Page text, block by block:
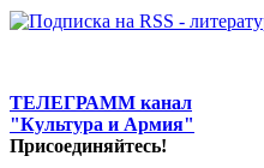
ТЕЛЕГРАММ канал
"Культура и Армия"
Присоединяйтесь!